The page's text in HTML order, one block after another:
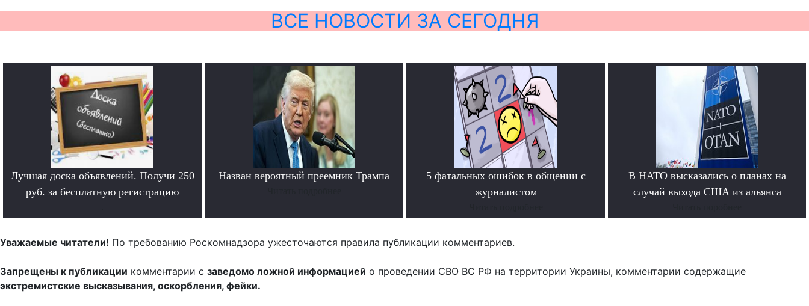
ВСЕ НОВОСТИ ЗА СЕГОДНЯ
Лучшая доска объявлений. Получи 250
руб. за бесплатную регистрацию
Назван вероятный преемник Трампа
5 фатальных ошибок в общении с
журналистом
В НАТО высказались о планах на
случай выхода США из альянса
Уважаемые читатели! По требованию Роскомнадзора ужесточаются правила публикации комментариев.
Запрещены к публикации комментарии с заведомо ложной информацией о проведении СВО ВС РФ на территории Украины, комментарии содержащие
экстремистские высказывания, оскорбления, фейки.